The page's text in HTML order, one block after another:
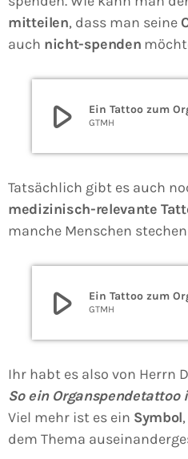
mitteilen, dass man seine
auch nicht-spenden
play_arrow Ein Tattoo zum
GTMH
Tatsächlich gibt es auch
medizinisch-relevante
manche Menschen
play_arrow Ein Tattoo zum
GTMH
Ihr habt es also von Herrn
So ein
Viel mehr ist es ein Symbol
dem Thema